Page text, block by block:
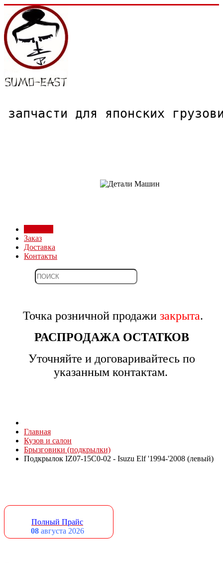
запчасти для японских
Заказ
Доставка
Контакты
Точка розничной продажи закрыта.
РАСПРОДАЖА ОСТАТКОВ
Уточняйте и договаривайтесь по
указанным контактам.
Главная
Кузов и салон
Брызговики (подкрылки)
Подкрылок IZ07-15C0-02 - Isuzu Elf '1994-'2008 (левый)
Полный Прайс
08августа 2026